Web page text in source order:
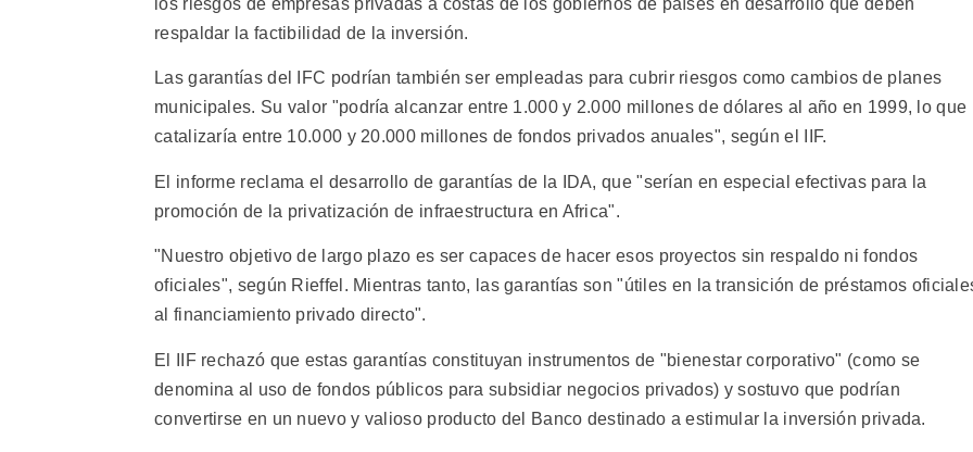
los riesgos de empresas privadas a costas de los gobiernos de países en desarrollo que deben
respaldar la factibilidad de la inversión.
Las garantías del IFC podrían también ser empleadas para cubrir riesgos como cambios de planes
municipales. Su valor "podría alcanzar entre 1.000 y 2.000 millones de dólares al año en 1999, lo que
catalizaría entre 10.000 y 20.000 millones de fondos privados anuales", según el IIF.
El informe reclama el desarrollo de garantías de la IDA, que "serían en especial efectivas para la
promoción de la privatización de infraestructura en Africa".
"Nuestro objetivo de largo plazo es ser capaces de hacer esos proyectos sin respaldo ni fondos
oficiales", según Rieffel. Mientras tanto, las garantías son "útiles en la transición de préstamos
al financiamiento privado directo".
El IIF rechazó que estas garantías constituyan instrumentos de "bienestar corporativo" (como se
denomina al uso de fondos públicos para subsidiar negocios privados) y sostuvo que podrían
convertirse en un nuevo y valioso producto del Banco destinado a estimular la inversión privada.